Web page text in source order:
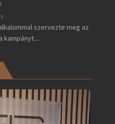
szervezte meg az
kampányt....